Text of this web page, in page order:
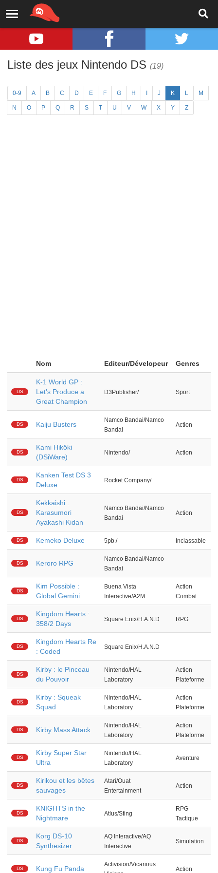
Liste des jeux Nintendo DS (19)
0-9 A B C D E F G H J K L M
N O P Q R S T U V W X Y Z
Nom Editeur/Dévelopeur Genres
DS
K-1 World GP :
Let's Produce a
Great Champion
D3Publisher/ Sport
DS Kaiju Busters
Namco Bandai/Namco
Bandai
Action
DS
Kami Hikôki
(DSiWare)
Nintendo/ Action
DS
Kanken Test DS 3
Deluxe
Rocket Company/
DS
Kekkaishi :
Karasumori
Ayakashi Kidan
Namco Bandai/Namco
Bandai
Action
DS Kemeko Deluxe 5pb./ Inclassable
DS Keroro RPG
Namco Bandai/Namco
Bandai
DS
Kim Possible :
Global Gemini
Buena Vista
Interactive/A2M
Action
Combat
DS
Kingdom Hearts :
358/2 Days
Square Enix/H.A.N.D RPG
DS
Kingdom Hearts Re
: Coded
Square Enix/H.A.N.D
DS
Kirby : le Pinceau
du Pouvoir
Nintendo/HAL
Laboratory
Action
Plateforme
DS
Kirby : Squeak
Squad
Nintendo/HAL
Laboratory
Action
Plateforme
DS Kirby Mass Attack
Nintendo/HAL
Laboratory
Action
Plateforme
DS
Kirby Super Star
Ultra
Nintendo/HAL
Laboratory
Aventure
DS
Kirikou et les bêtes
sauvages
Atari/Ouat
Entertainment
Action
DS
KNIGHTS in the
Nightmare
Atlus/Sting
RPG
Tactique
DS
Korg DS-10
Synthesizer
AQ Interactive/AQ
Interactive
Simulation
DS Kung Fu Panda
Activision/Vicarious
Action